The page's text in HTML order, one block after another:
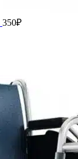
350₽